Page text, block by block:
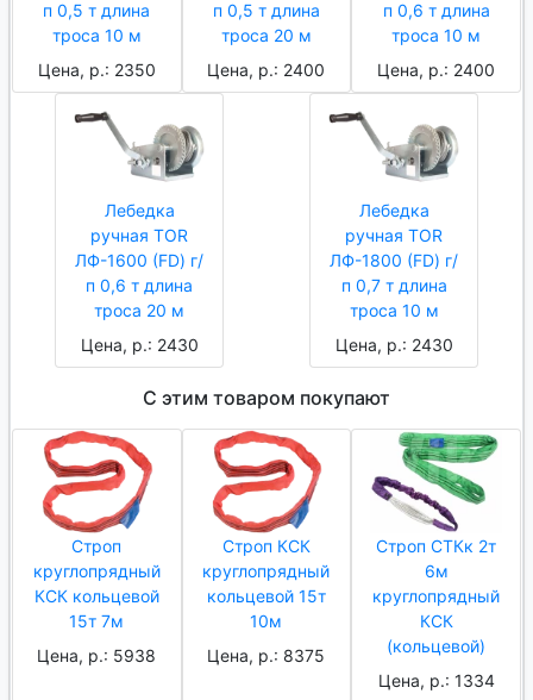
п 0,5 т длина
троса 10 м
Цена, р.: 2350
п 0,5 т длина
троса 20 м
Цена, р.: 2400
п 0,6 т длина
троса 10 м
Цена, р.: 2400
Лебедка
ручная TOR
ЛФ-1600 (FD) г/
п 0,6 т длина
троса 20 м
Цена, р.: 2430
Лебедка
ручная TOR
ЛФ-1800 (FD) г/
п 0,7 т длина
троса 10 м
Цена, р.: 2430
С этим товаром покупают
Строп
круглопрядный
КСК кольцевой
15т 7м
Цена, р.: 5938
Строп КСК
круглопрядный
кольцевой 15т
10м
Цена, р.: 8375
Строп СТКк 2т
6м
круглопрядный
КСК
(кольцевой)
Цена, р.: 1334